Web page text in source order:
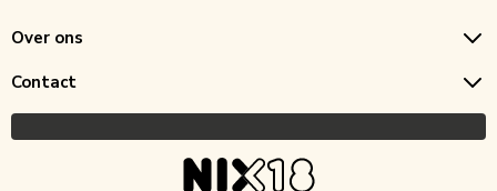
Over ons
Contact